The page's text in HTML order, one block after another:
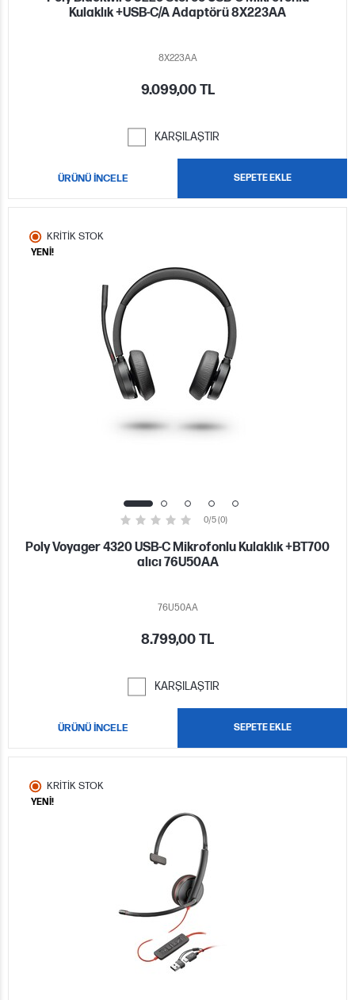
Kulaklık +USB-C/A Adaptörü 8X223AA
8X223AA
9.099,00 TL
KARŞILAŞTIR
ÜRÜNÜ İNCELE SEPETE EKLE
KRİTİK STOK
YENİ!
0/5 (0)
Poly Voyager 4320 USB-C Mikrofonlu Kulaklık +BT700
alıcı 76U50AA
76U50AA
8.799,00 TL
KARŞILAŞTIR
ÜRÜNÜ İNCELE SEPETE EKLE
KRİTİK STOK
YENİ!